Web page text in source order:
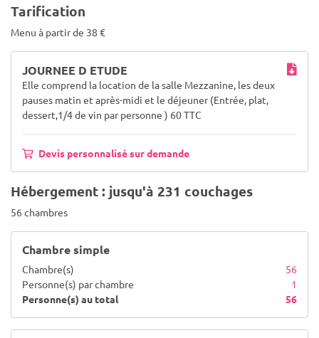
Tarification
Menu à partir de 38 €
JOURNEE D ETUDE
Elle comprend la location de la salle Mezzanine, les deux
pauses matin et après-midi et le déjeuner (Entrée, plat,
dessert,1/4 de vin par personne ) 60 TTC
Devis personnalisé sur demande
Hébergement : jusqu'à 231 couchages
56 chambres
Chambre simple
Chambre(s)
56
Personne(s) par chambre
1
Personne(s) au total
56